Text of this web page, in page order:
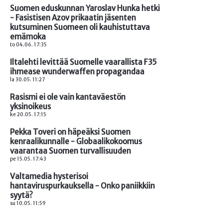
Suomen eduskunnan Yaroslav Hunka hetki
- Fasistisen Azov prikaatin jäsenten
kutsuminen Suomeen oli kauhistuttava
emämoka
to 04.06. 17:35
Iltalehti levittää Suomelle vaarallista F35
ihmease wunderwaffen propagandaa
la 30.05. 11:27
Rasismi ei ole vain kantaväestön
yksinoikeus
ke 20.05. 17:15
Pekka Toveri on häpeäksi Suomen
kenraalikunnalle - Globaalikokoomus
vaarantaa Suomen turvallisuuden
pe 15.05. 17:43
Valtamedia hysterisoi
hantaviruspurkauksella - Onko paniikkiin
syytä?
su 10.05. 11:59